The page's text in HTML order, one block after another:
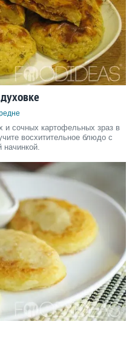
и сочных картофельных зраз в
восхитительное блюдо с